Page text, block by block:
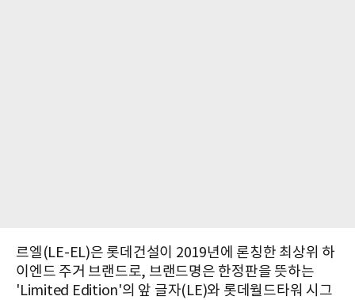
르엘(LE-EL)은 롯데건설이 2019년에 론칭한 최상위 하
이엔드 주거 브랜드로, 브랜드명은 한정판을 뜻하는
'Limited Edition'의 앞 글자(LE)와 롯데월드타워 시그